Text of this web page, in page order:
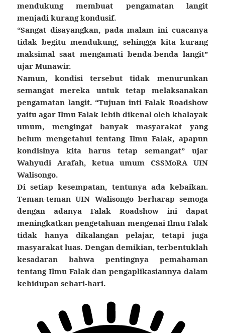
mendukung membuat pengamatan langit
menjadi kurang kondusif.
“Sangat disayangkan, pada malam ini cuacanya
tidak begitu mendukung, sehingga kita kurang
maksimal saat mengamati benda-benda langit”
ujar Munawir.
Namun, kondisi tersebut tidak menurunkan
semangat mereka untuk tetap melaksanakan
pengamatan langit. “Tujuan inti Falak Roadshow
yaitu agar Ilmu Falak lebih dikenal oleh khalayak
umum, mengingat banyak masyarakat yang
belum mengetahui tentang Ilmu Falak, apapun
kondisinya kita harus tetap semangat” ujar
Wahyudi Arafah, ketua umum CSSMoRA UIN
Walisongo.
Di setiap kesempatan, tentunya ada kebaikan.
Teman-teman UIN Walisongo berharap semoga
dengan adanya Falak Roadshow ini dapat
meningkatkan pengetahuan mengenai Ilmu Falak
tidak hanya dikalangan pelajar, tetapi juga
masyarakat luas. Dengan demikian, terbentuklah
kesadaran bahwa pentingnya pemahaman
tentang Ilmu Falak dan pengaplikasiannya dalam
kehidupan sehari-hari.